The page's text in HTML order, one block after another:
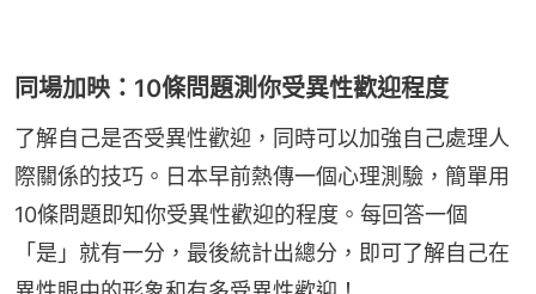
同場加映：10條問題測你受異性歡迎程度
了解自己是否受異性歡迎，同時可以加強自己處理人
際關係的技巧。日本早前熱傳一個心理測驗，簡單用
10條問題即知你受異性歡迎的程度。每回答一個
「是」就有一分，最後統計出總分，即可了解自己在